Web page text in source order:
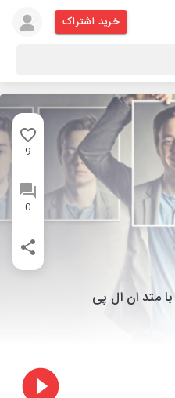
خرید اشتراک
9
0
متد ان ال پی